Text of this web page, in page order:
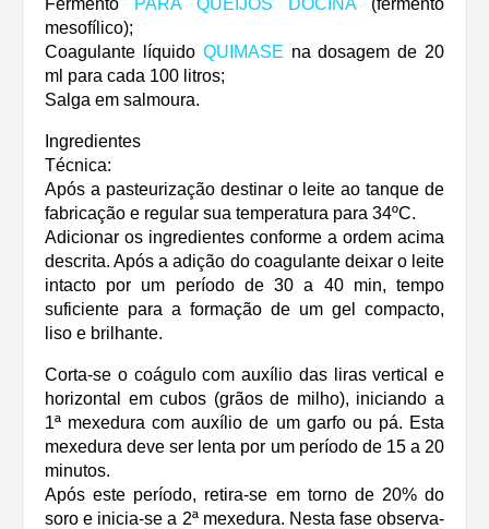
Fermento
PARA QUEIJOS DOCINA(fermento
mesofílico);
Coagulante líquido QUIMASE na dosagem de 20
ml para cada 100 litros;
Salga em salmoura.
Ingredientes
Técnica:
Após a pasteurização destinar o leite ao tanque de
fabricação e regular sua temperatura para 34ºC.
Adicionar os ingredientes conforme a ordem acima
descrita. Após a adição do coagulante deixar o leite
intacto por um período de 30 a 40 min, tempo
suficiente para a formação de um gel compacto,
liso e brilhante.
Corta-se o coágulo com auxílio das liras vertical e
horizontal em cubos (grãos de milho), iniciando a
1ª mexedura com auxílio de um garfo ou pá. Esta
mexedura deve ser lenta por um período de 15 a 20
minutos.
Após este período, retira-se em torno de 20% do
soro e inicia-se a 2ª mexedura. Nesta fase observa-